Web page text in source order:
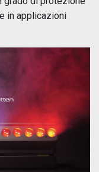
in applicazioni